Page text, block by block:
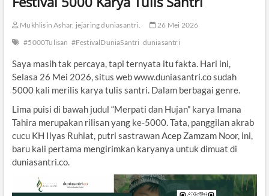
Mukhlisin Ashar, jejaring duniasantri.
26 Mei 2026
#5000Tulisan #FestivalDuniaSantri duniasantri
Saya masih tak percaya, tapi ternyata itu fakta. Hari ini,
Selasa 26 Mei 2026, situs web www.duniasantri.co sudah
5000 kali merilis karya tulis santri. Dalam berbagai genre.
Lima puisi di bawah judul “Merpati dan Hujan” karya Imana
Tahira merupakan rilisan yang ke-5000. Tata, panggilan akrab
cucu KH Ilyas Ruhiat, putri sastrawan Acep Zamzam Noor, ini,
baru kali pertama mengirimkan karyanya untuk dimuat di
duniasantri.co.